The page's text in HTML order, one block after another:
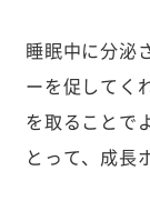
睡眠中に分泌
ーを促してく
を取ることで
とって、成長